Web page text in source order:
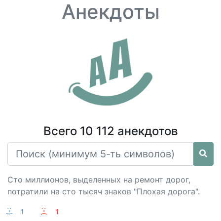
Анекдоты
Всего 10 112 анекдотов
Сто миллионов, выделенных на ремонт дорог,
потратили на сто тысяч знаков "Плохая дорога".
:-) 1 :-(
1